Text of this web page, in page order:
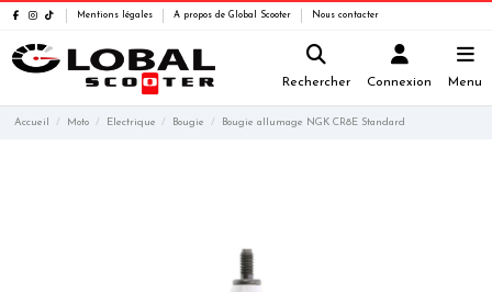
Mentions légales A propos de Global Scooter Nous contacter
Rechercher Connexion Menu
Accueil Moto Electrique Bougie Bougie allumage NGK CR8E Standard